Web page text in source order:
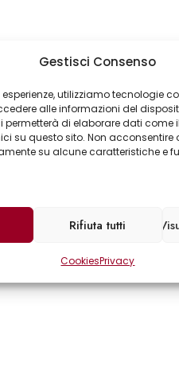
Gestisci Consenso
esperienze, utilizziamo tecnologie
alle informazioni del
permetterà di elaborare dati come
su questo sito. Non acconsentire
su alcune caratteristiche e
Rifiuta tutti
CookiesPrivacy